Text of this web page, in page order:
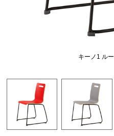
キーノ1 ル